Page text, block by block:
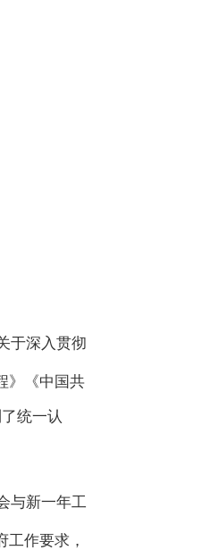
于深入贯彻
》《中国共
统一认
与新一年工
工作要求，